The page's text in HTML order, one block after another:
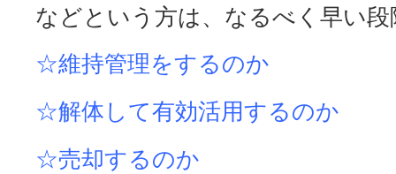
などという方は、なるべく早い段
☆維持管理をするのか
☆解体して有効活用するのか
☆売却するのか